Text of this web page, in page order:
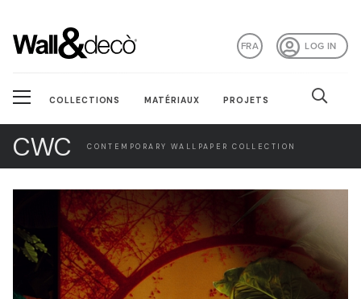
LOG IN
FRA
COLLECTIONS MATÉRIAUX PROJETS
CWC CONTEMPORARY WALLPAPER COLLECTION